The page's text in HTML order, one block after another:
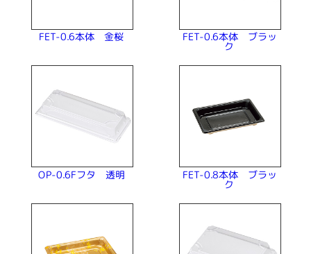
FET-0.6本体 金桜 FET-0.6本体 ブラッ
ク
OP-0.6Fフタ 透明 FET-0.8本体 ブラッ
ク